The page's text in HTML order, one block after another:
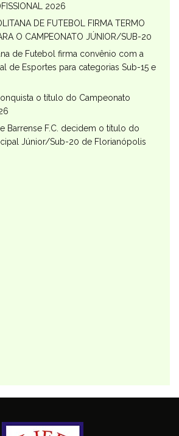
2026
DE FUTEBOL FIRMA TERMO
O CAMPEONATO JÚNIOR/SUB-20
de Futebol firma convênio com a
de Esportes para categorias Sub-15 e
o título do Campeonato
e Barrense F.C. decidem o título do
Júnior/Sub-20 de Florianópolis